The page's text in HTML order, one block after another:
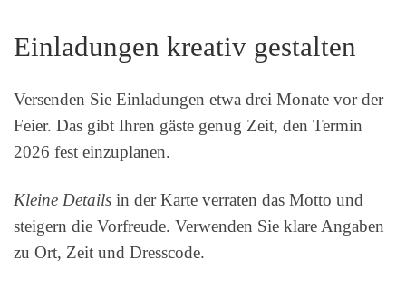
Einladungen kreativ gestalten
Versenden Sie Einladungen etwa drei Monate vor der
Feier. Das gibt Ihren gäste genug Zeit, den Termin
2026 fest einzuplanen.
Kleine Details in der Karte verraten das Motto und
steigern die Vorfreude. Verwenden Sie klare Angaben
zu Ort, Zeit und Dresscode.